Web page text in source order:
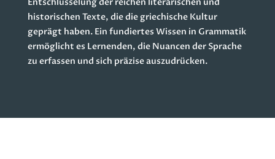
historischen Texte, die die griechische Kultur
geprägt haben. Ein fundiertes Wissen in Grammatik
ermöglicht es Lernenden, die Nuancen der Sprache
zu erfassen und sich präzise auszudrücken.